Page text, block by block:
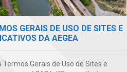
GERAIS DE USO DE SITES E
DA AEGEA
Termos Gerais de Uso de Sites e